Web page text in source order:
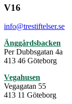
V16
info@trestiftelser.se
Änggårdsbacken
Per Dubbsgatan 4a
413 46 Göteborg
Vegahusen
Vegagatan 55
413 11 Göteborg